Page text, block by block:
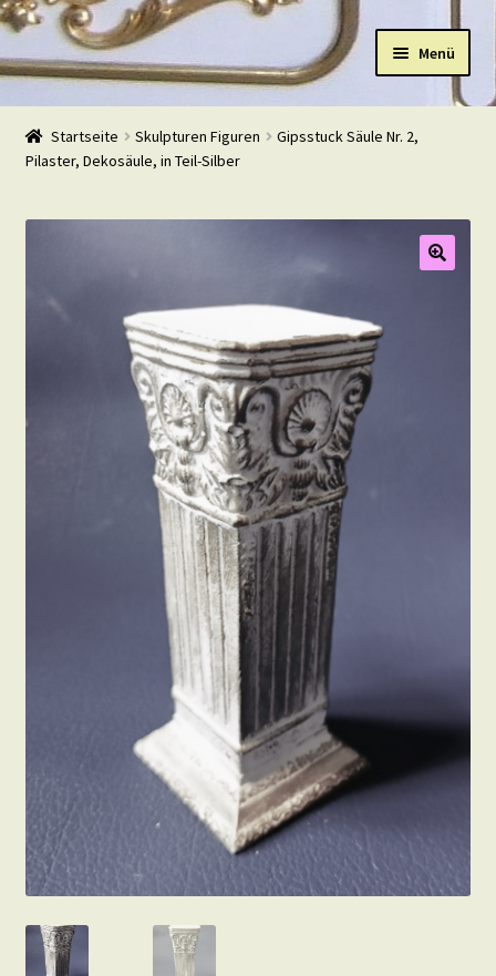
Navigation
Zum
Inhalt
Menü
Start
Shop
Warenkorb
Startseite Skulpturen Figuren
Gipsstuck Säule Nr. 2,
Pilaster, Dekosäule, in Teil-Silber